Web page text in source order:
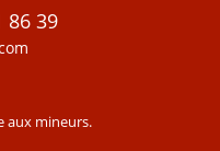
86 39
aux mineurs.